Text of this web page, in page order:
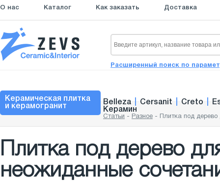
О нас Каталог Как заказать Доставка
Расширенный поиск по
Керамическая плитка
и керамогранит
Belleza Cersanit Creto
Керамин
Статьи - Разное - Плитка под
Плитка под дерево
неожиданные